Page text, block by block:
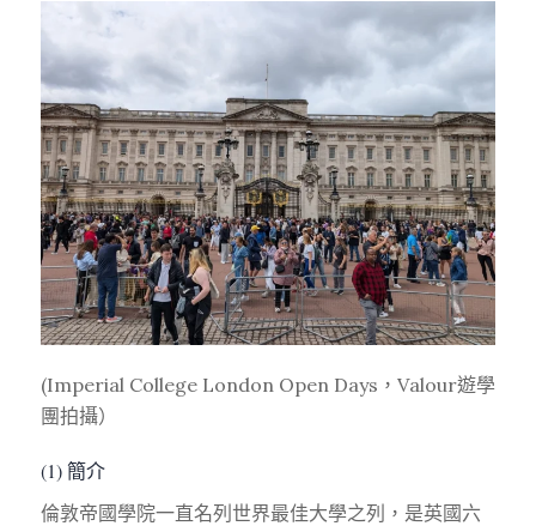
(Imperial College London Open Days，Valour遊學
團拍攝）
(1) 簡介
倫敦帝國學院一直名列世界最佳大學之列，是英國六